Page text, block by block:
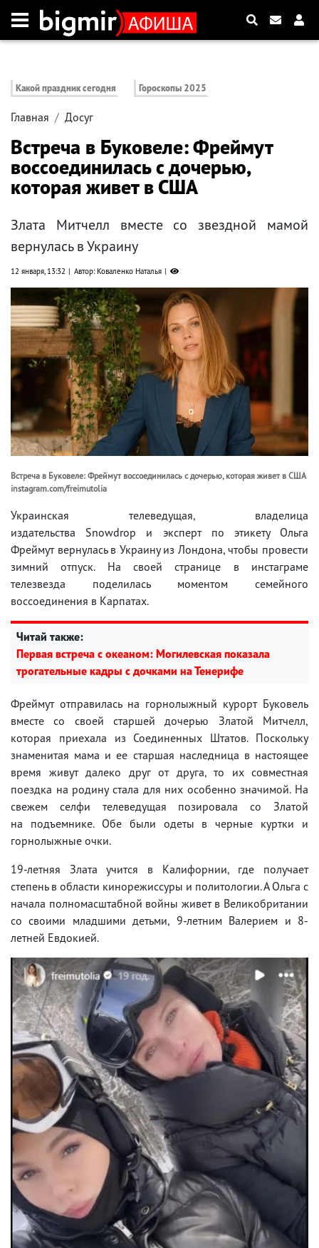
Какой праздник сегодня Гороскопы 2025
Главная Досуг
Встреча в Буковеле: Фреймут
воссоединилась с дочерью,
которая живет в США
Злата Митчелл вместе со звездной мамой
вернулась в Украину
12 января, 13:32 Автор: Коваленко Наталья
Встреча в Буковеле: Фреймут воссоединилась с дочерью, которая живет в США
instagram.com/freimutolia
Украинская телеведущая, владелица
издательства Snowdrop и эксперт по этикету Ольга
Фреймут вернулась в Украину из Лондона, чтобы провести
зимний отпуск. На своей странице в инстаграме
телезвезда поделилась моментом семейного
воссоединения в Карпатах.
Читай также:
Первая встреча с океаном: Могилевская показала
трогательные кадры с дочками на Тенерифе
Фреймут отправилась на горнолыжный курорт Буковель
вместе со своей старшей дочерью Златой Митчелл,
которая приехала из Соединенных Штатов. Поскольку
знаменитая мама и ее старшая наследница в настоящее
время живут далеко друг от друга, то их совместная
поездка на родину стала для них особенно значимой. На
свежем селфи телеведущая позировала со Златой
на подъемнике. Обе были одеты в черные куртки и
горнолыжные очки.
19-летняя Злата учится в Калифорнии, где получает
степень в области кинорежиссуры и политологии. А Ольга с
начала полномасштабной войны живет в Великобритании
со своими младшими детьми, 9-летним Валерием и 8-
летней Евдокией.